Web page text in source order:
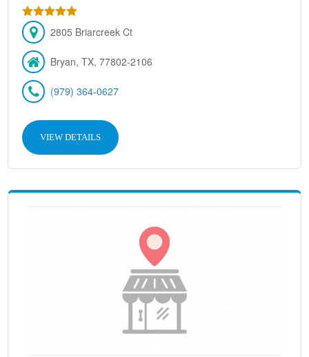
2805 Briarcreek Ct
Bryan, TX, 77802-2106
(979) 364-0627
VIEW DETAILS